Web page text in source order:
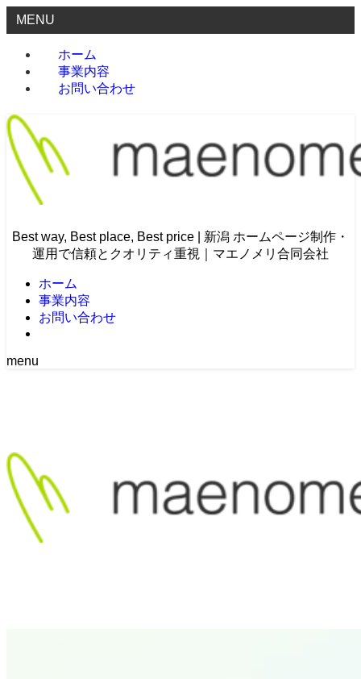
MENU
ホーム
事業内容
お問い合わせ
Best way, Best place, Best price | 新潟 ホームページ制作・
運用で信頼とクオリティ重視｜マエノメリ合同会社
ホーム
事業内容
お問い合わせ
menu